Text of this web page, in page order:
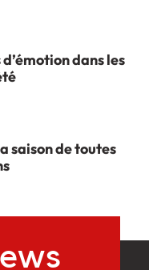
dans les
saison de toutes